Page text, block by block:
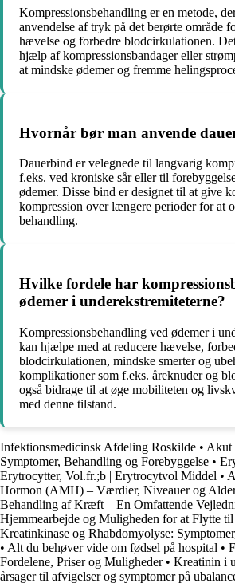
Kompressionsbehandling er en metode,
anvendelse af tryk på det berørte område
hævelse og forbedre blodcirkulationen.
hjælp af kompressionsbandager eller
at mindske ødemer og fremme
Hvornår bør man anvende
Dauerbind er velegnede til langvarig
f.eks. ved kroniske sår eller til
ødemer. Disse bind er designet til at give
kompression over længere perioder for at
behandling.
Hvilke fordele har
ødemer i underekstremiteterne?
Kompressionsbehandling ved ødemer i
kan hjælpe med at reducere hævelse,
blodcirkulationen, mindske smerter og
komplikationer som f.eks. åreknuder og
også bidrage til at øge mobiliteten og
med denne tilstand.
Infektionsmedicinsk Afdeling Roskilde • Akut
Symptomer, Behandling og Forebyggelse •
Erytrocytter, Vol.fr.;b | Erytrocytvol Middel •
Hormon (AMH) – Værdier, Niveauer og
Behandling af Kræft – En Omfattende
Hjemmearbejde og Muligheden for at Flytte
Kreatinkinase og Rhabdomyolyse:
• Alt du behøver vide om fødsel på hospital •
Fordelene, Priser og Muligheder• Kreatinin i
årsager til afvigelser og symptomer på